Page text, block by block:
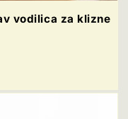
vodilica za klizne